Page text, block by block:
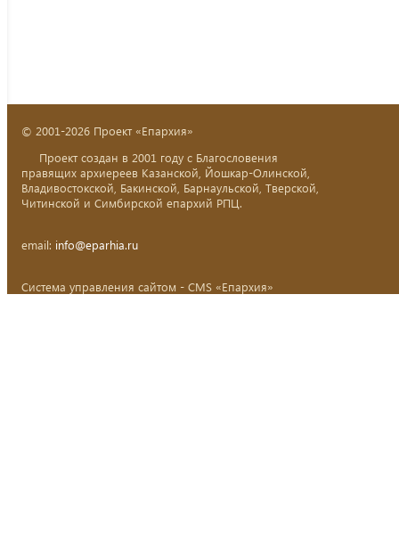
© 2001-2026 Проект «Епархия»
Проект создан в 2001 году с Благословения
правящих архиереев Казанской, Йошкар-Олинской,
Владивостокской, Бакинской, Барнаульской, Тверской,
Читинской и Симбирской епархий РПЦ.
email: info@eparhia.ru
Система управления сайтом - CMS «Епархия»